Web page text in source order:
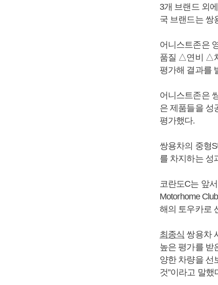
3개 브랜드 외
국 브랜드는
어니스트존은
품질 △연비 △
평가해 결과를
어니스트존은
은 제품들을 성
평가했다.
쌍용차의 중형
를 차지하는 성
코란도C는 앞
Motorhome
해의 토우카로
최종식 쌍용차
높은 평가를 받
양한 차량을 선
것”이라고 말